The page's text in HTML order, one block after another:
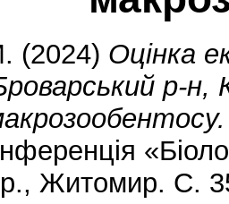
(2024) Оцінка
р-н,
Житомир. С.